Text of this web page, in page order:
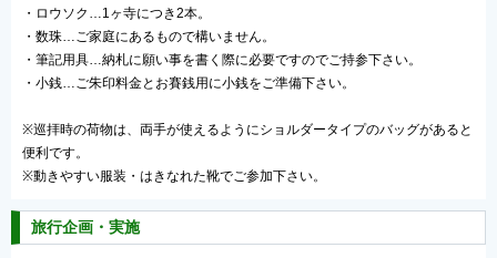
・ロウソク…1ヶ寺につき2本。
・数珠…ご家庭にあるもので構いません。
・筆記用具…納札に願い事を書く際に必要ですのでご持参下さい。
・小銭…ご朱印料金とお賽銭用に小銭をご準備下さい。
※巡拝時の荷物は、両手が使えるようにショルダータイプのバッグがあると
便利です。
※動きやすい服装・はきなれた靴でご参加下さい。
旅行企画・実施